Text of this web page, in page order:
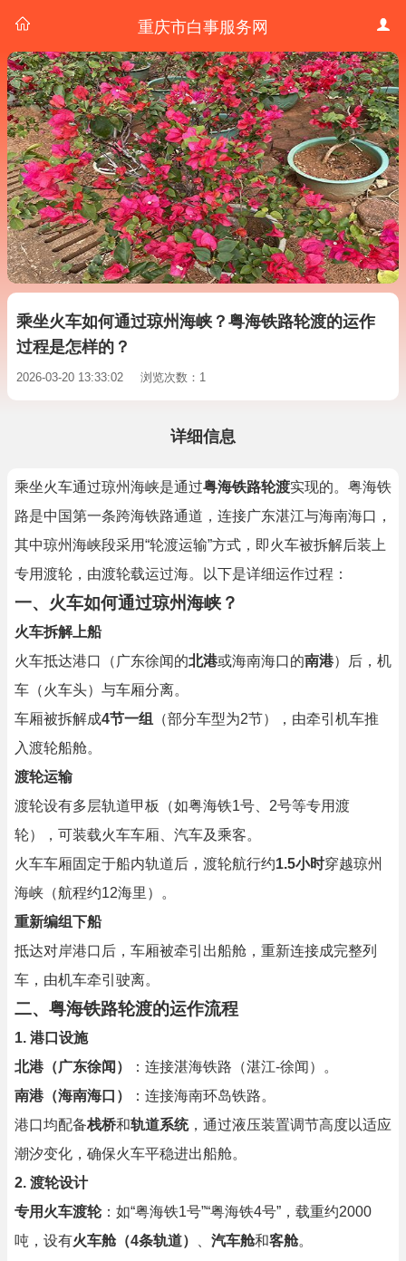
重庆市白事服务网
乘坐火车如何通过琼州海峡？粤海铁路轮渡的运作
过程是怎样的？
2026-03-20 13:33:02 浏览次数：1
详细信息
乘坐火车通过琼州海峡是通过粤海铁路轮渡实现的。粤海铁
路是中国第一条跨海铁路通道，连接广东湛江与海南海口，
其中琼州海峡段采用“轮渡运输”方式，即火车被拆解后装上
专用渡轮，由渡轮载运过海。以下是详细运作过程：
一、火车如何通过琼州海峡？
火车拆解上船
火车抵达港口（广东徐闻的北港或海南海口的南港）后，机
车（火车头）与车厢分离。
车厢被拆解成4节一组
（部分车型为2节），由牵引机车推
入渡轮船舱。
渡轮运输
渡轮设有多层轨道甲板（如粤海铁1号、2号等专用渡
轮），可装载火车车厢、汽车及乘客。
火车车厢固定于船内轨道后，渡轮航行约1.5小时穿越琼州
海峡（航程约12海里）。
重新编组下船
抵达对岸港口后，车厢被牵引出船舱，重新连接成完整列
车，由机车牵引驶离。
二、粤海铁路轮渡的运作流程
1. 港口设施
北港（广东徐闻）
：连接湛海铁路（湛江-徐闻）。
南港（海南海口）
：连接海南环岛铁路。
港口均配备栈桥和轨道系统，通过液压装置调节高度以适应
潮汐变化，确保火车平稳进出船舱。
2. 渡轮设计
专用火车渡轮：如“粤海铁1号”“粤海铁4号”，载重约2000
吨，设有火车舱（4条轨道） 汽车舱和客舱。